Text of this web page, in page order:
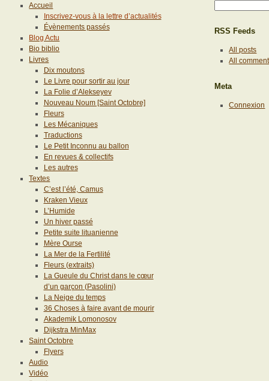
Accueil
Inscrivez-vous à la lettre d’actualités
Évènements passés
Blog Actu
Bio biblio
Livres
Dix moutons
Le Livre pour sortir au jour
La Folie d’Alekseyev
Nouveau Noum [Saint Octobre]
Fleurs
Les Mécaniques
Traductions
Le Petit Inconnu au ballon
En revues & collectifs
Les autres
Textes
C’est l’été, Camus
Kraken Vieux
L’Humide
Un hiver passé
Petite suite lituanienne
Mère Ourse
La Mer de la Fertilité
Fleurs (extraits)
La Gueule du Christ dans le cœur
d’un garçon (Pasolini)
La Neige du temps
36 Choses à faire avant de mourir
Akademik Lomonosov
Dijkstra MinMax
Saint Octobre
Flyers
Audio
Vidéo
RSS Feeds
All posts
All
Meta
Connexion